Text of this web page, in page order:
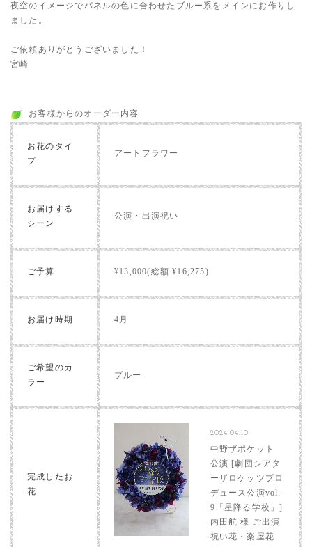
夜空のイメージでパネルの色に合わせたブルー系をメインにお作りし
ました。
ご依頼ありがとうございました！
宮崎
お客様からのオーダー内容
お花のタイ
プ
アートフラワー
お届けする
シーン
公演・出演祝い
ご予算 ¥13,000(総額 ¥16,275)
お届け時期 4月
ご希望のカ
ラー
ブルー
完成したお
花
2024.04.10
中野ザポケット
公演 [劇団シアタ
ーザロケッツプロ
デュース公演vol.
9「星降る学校」]
内田航 様 ご出演
祝い花・楽屋花